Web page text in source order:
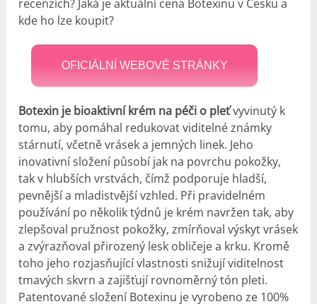
recenzích? Jaká je aktuální cena Botexinu v Česku a
kde ho lze koupit?
OFICIÁLNÍ WEBOVÉ STRÁNKY
Botexin je bioaktivní krém na péči o pleťvyvinutý k
tomu, aby pomáhal redukovat viditelné známky
stárnutí, včetně vrásek a jemných linek. Jeho
inovativní složení působí jak na povrchu pokožky,
tak v hlubších vrstvách, čímž podporuje hladší,
pevnější a mladistvější vzhled. Při pravidelném
používání po několik týdnů je krém navržen tak, aby
zlepšoval pružnost pokožky, zmírňoval výskyt vrásek
a zvýrazňoval přirozený lesk obličeje a krku. Kromě
toho jeho rozjasňující vlastnosti snižují viditelnost
tmavých skvrn a zajišťují rovnoměrný tón pleti.
Patentované složení Botexinu je vyrobeno ze 100%